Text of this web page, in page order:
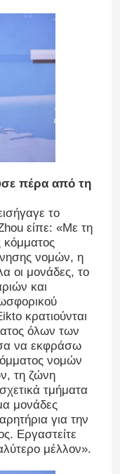
πέρα από τη
το
είπε: «Με τη
νομών, η
οι μονάδες, το
και
κρατιούνται
όλων των
να εκφράσω
νομών
τη ζώνη
τμήματα
μονάδες
για την
Εργαστείτε
μέλλον».